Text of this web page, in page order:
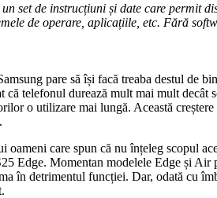
un set de instrucțiuni și date care permit
de operare, aplicațiile, etc. Fără
pare să își facă treaba destul de
că telefonul durează mult mai mult
o utilizare mai lungă. Această
oameni care spun că nu înțeleg scopul
Edge. Momentan modelele Edge și Air
în detrimentul funcției. Dar, odată cu